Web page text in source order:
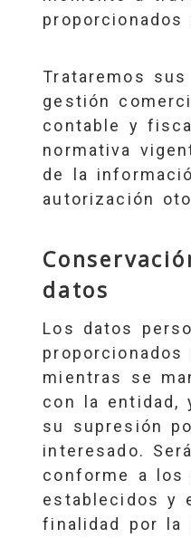
Trataremos
gestión
contable y
normativa
de la
autorización
datos
Los datos
proporcionados
mientras se
con la entidad,
su supresión
interesado.
conforme a los
establecidos y
finalidad por la